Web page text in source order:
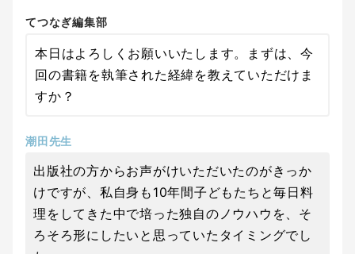
てつなぎ編集部
本日はよろしくお願いいたします。まずは、今
回の書籍を執筆された経緯を教えていただけま
すか？
潮田先生
出版社の方からお声がけいただいたのがきっか
けですが、私自身も10年間子どもたちと毎日料
理をしてきた中で培った独自のノウハウを、そ
ろそろ形にしたいと思っていたタイミングでし